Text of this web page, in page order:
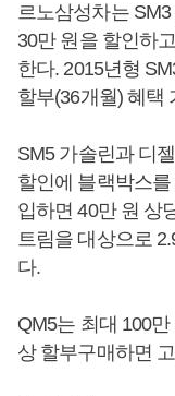
르노삼성차는
30만 원을 할인하
한다. 2015년형
할부(36개월) 혜택
SM5 가솔린과 디
할인에 블랙박스
입하면 40만 원 상
트림을 대상으로
다.
QM5는 최대 100
상 할부구매하면